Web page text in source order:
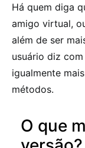
Há quem diga
amigo virtual,
além de ser
usuário diz
igualmente
métodos.
O que